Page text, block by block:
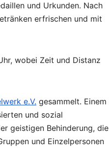
und Urkunden. Nach
erfrischen und mit
wobei Zeit und Distanz
e.V. gesammelt. Einem
und sozial
geistigen Behinderung, die
und Einzelpersonen